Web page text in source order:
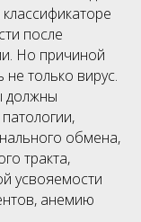
после
Но причиной
только вирус.
должны
обмена,
тракта,
усвояемости
анемию